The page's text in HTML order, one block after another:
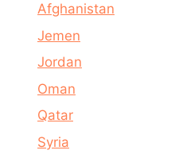
Afghanistan
Jemen
Jordan
Oman
Qatar
Syria